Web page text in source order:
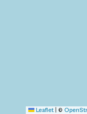
Leaflet ©